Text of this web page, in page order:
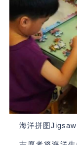
海洋拼图